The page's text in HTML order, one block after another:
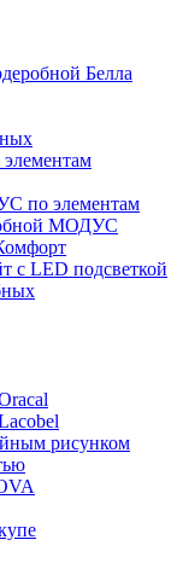
Белла
по элементам
МОДУС
с LED подсветкой
рисунком